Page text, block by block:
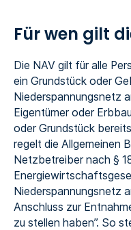
Für wen gilt
Die NAV gilt für alle
ein Grundstück oder
Niederspannungsnetz
Eigentümer oder
oder Grundstück
regelt die Allgemeinen
Netzbetreiber nach §
Niederspannungsnetz
Anschluss zur
zu stellen haben”. So